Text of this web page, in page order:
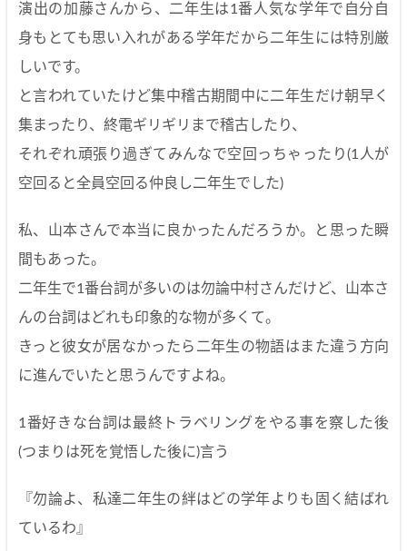
演出の加藤さんから、二年生は1番人気な学年で自分自
身もとても思い入れがある学年だから二年生には特別厳
しいです。
と言われていたけど集中稽古期間中に二年生だけ朝早く
集まったり、終電ギリギリまで稽古したり、
それぞれ頑張り過ぎてみんなで空回っちゃったり(1人が
空回ると全員空回る仲良し二年生でした)
私、山本さんで本当に良かったんだろうか。と思った瞬
間もあった。
二年生で1番台詞が多いのは勿論中村さんだけど、山本さ
んの台詞はどれも印象的な物が多くて。
きっと彼女が居なかったら二年生の物語はまた違う方向
に進んでいたと思うんですよね。
1番好きな台詞は最終トラベリングをやる事を察した後
(つまりは死を覚悟した後に)言う
『勿論よ、私達二年生の絆はどの学年よりも固く結ばれ
ているわ』